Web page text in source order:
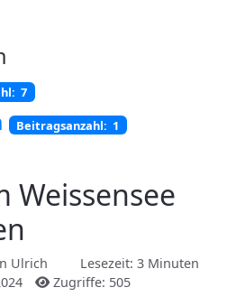
7
Beitragsanzahl: 1
Weissensee
Ulrich
Lesezeit: 3 Minuten
Zugriffe: 505